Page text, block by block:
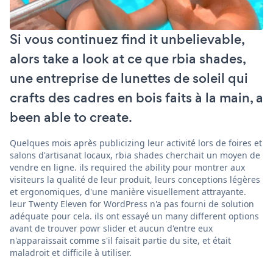
Si vous continuez find it unbelievable,
alors take a look at ce que rbia shades,
une entreprise de lunettes de soleil qui
crafts des cadres en bois faits à la main, a
been able to create.
Quelques mois après publicizing leur activité lors de foires et
salons d'artisanat locaux, rbia shades cherchait un moyen de
vendre en ligne. ils required the ability pour montrer aux
visiteurs la qualité de leur produit, leurs conceptions légères
et ergonomiques, d'une manière visuellement attrayante.
leur Twenty Eleven for WordPress n'a pas fourni de solution
adéquate pour cela. ils ont essayé un many different options
avant de trouver powr slider et aucun d'entre eux
n'apparaissait comme s'il faisait partie du site, et était
maladroit et difficile à utiliser.